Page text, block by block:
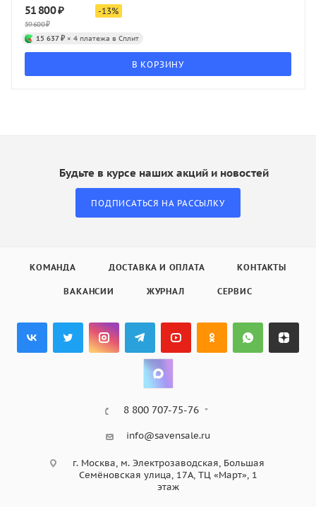
51 800₽
59 600₽
-13%
15 637 ₽ × 4 платежа в Сплит
В КОРЗИНУ
Будьте в курсе наших акций и новостей
ПОДПИСАТЬСЯ НА РАССЫЛКУ
КОМАНДА ДОСТАВКА И ОПЛАТА КОНТАКТЫ
ВАКАНСИИ ЖУРНАЛ СЕРВИС
8 800 707-75-76
info@savensale.ru
г. Москва, м. Электрозаводская, Большая
Семёновская улица, 17А, ТЦ «Март», 1
этаж